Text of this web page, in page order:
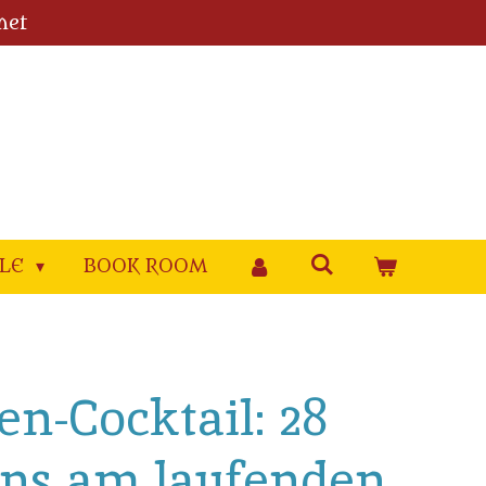
BOOK ROOM
Cocktail: 28